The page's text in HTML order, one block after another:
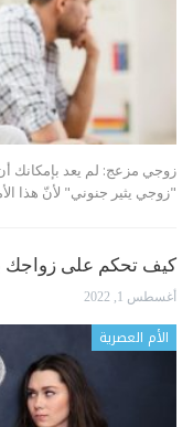
زوجي مزعج: لم يعد
"زوجي يثير جنوني" لأنّ هذا
كيف تحكم على زواجك
أغسطس 1, 2022
الأم العصرية